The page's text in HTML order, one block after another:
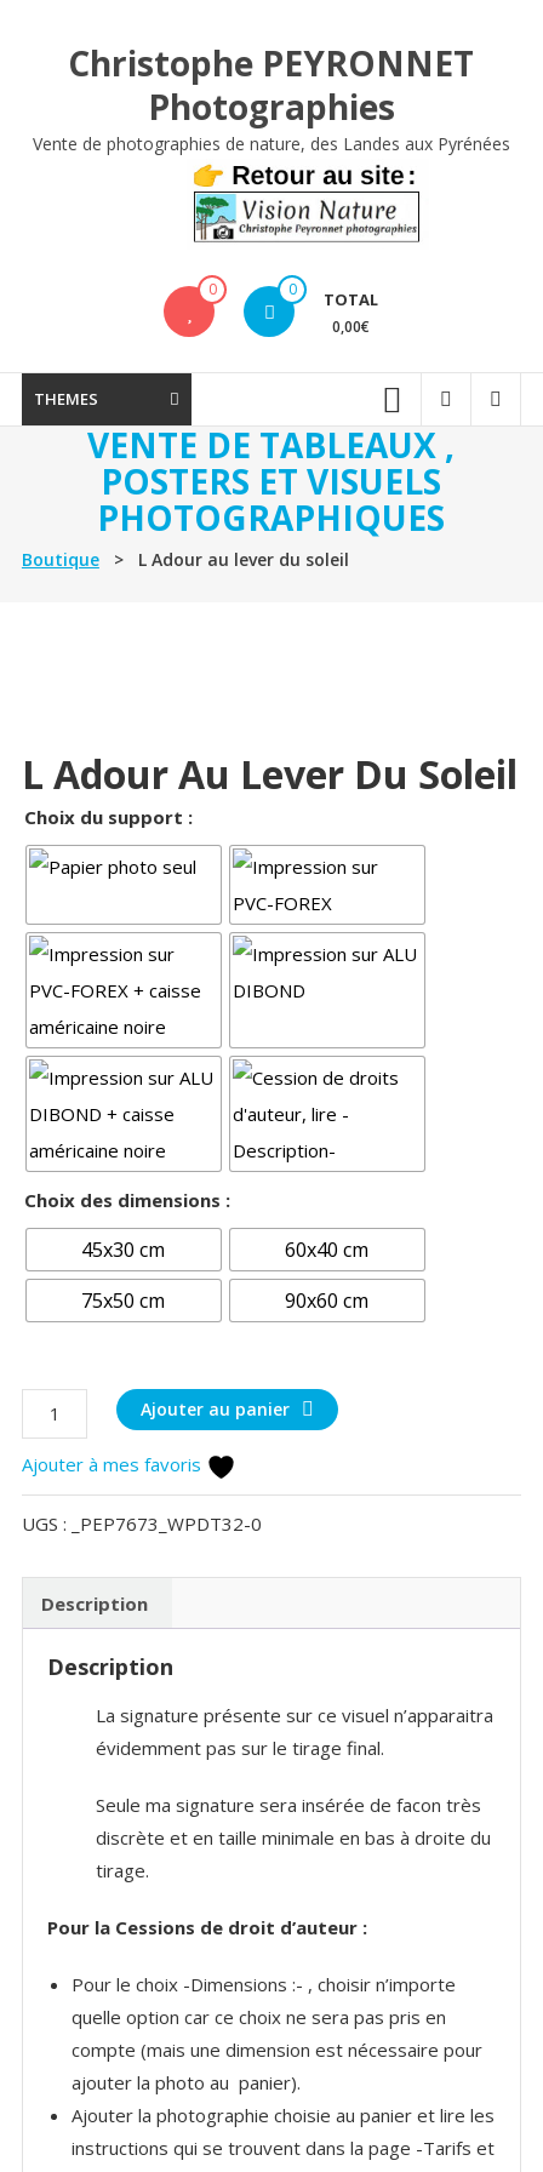
Christophe PEYRONNET
Photographies
Vente de photographies de nature, des Landes aux Pyrénées
0 0 TOTAL
0,00€
THEMES
VENTE DE TABLEAUX ,
POSTERS ET VISUELS
PHOTOGRAPHIQUES
Boutique> L Adour au lever du soleil
L Adour Au Lever Du Soleil
Choix du support :
Choix des dimensions :
45x30 cm
60x40 cm
75x50 cm
90x60 cm
quantité
de
L
Adour
au
soleil
Ajouter au panier
Ajouter à mes favoris
UGS : _PEP7673_WPDT32-0
Description
Description
La signature présente sur ce visuel n’apparaitra
évidemment pas sur le tirage final.
Seule ma signature sera insérée de facon très
discrète et en taille minimale en bas à droite du
tirage.
Pour la Cessions de droit d’auteur :
Pour le choix -Dimensions :- , choisir n’importe
quelle option car ce choix ne sera pas pris en
compte (mais une dimension est nécessaire pour
ajouter la photo au panier).
Ajouter la photographie choisie au panier et lire les
instructions qui se trouvent dans la page -Tarifs et